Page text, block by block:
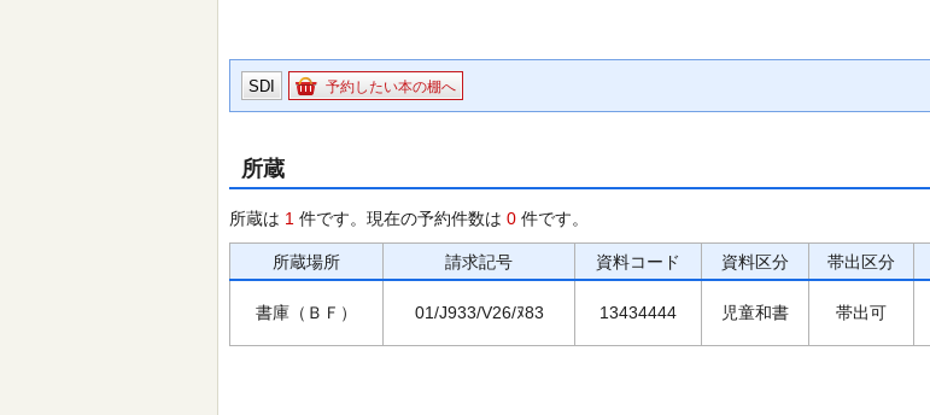
SDI 予約したい本の棚へ
所蔵
所蔵は 1 件です。現在の予約件数は 0 件です。
所蔵場所 請求記号 資料コード 資料区分 帯出区分
書庫（ＢＦ） 01/J933/V26/ﾇ83 13434444 児童和書 帯出可